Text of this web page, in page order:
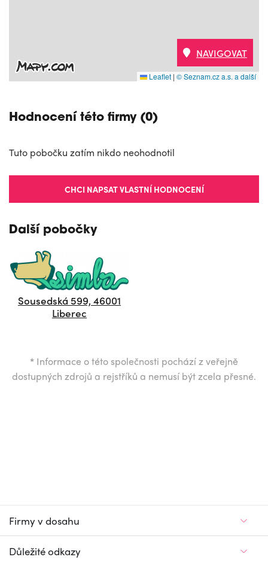
Leaflet | © Seznam.cz a.s. a další
NAVIGOVAT
Hodnocení této firmy (0)
Tuto pobočku zatím nikdo neohodnotil
CHCI NAPSAT VLASTNÍ HODNOCENÍ
Další pobočky
Sousedská 599, 46001
Liberec
* Informace o této společnosti pochází z veřejně
dostupných zdrojů a rejstříků a nemusí být zcela přesné.
Firmy v dosahu
Důležité odkazy